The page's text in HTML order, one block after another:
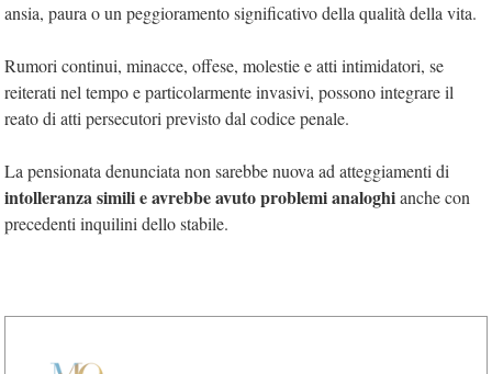
ansia, paura o un peggioramento significativo della qualità della vita.
Rumori continui, minacce, offese, molestie e atti intimidatori, se
reiterati nel tempo e particolarmente invasivi, possono integrare il
reato di atti persecutori previsto dal codice penale.
La pensionata denunciata non sarebbe nuova ad atteggiamenti di
intolleranza simili e avrebbe avuto problemi analoghianche con
precedenti inquilini dello stabile.